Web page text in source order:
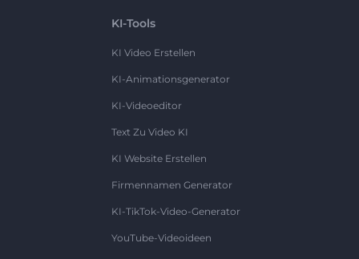
KI-Tools
KI Video Erstellen
KI-Animationsgenerator
KI-Videoeditor
Text Zu Video KI
KI Website Erstellen
Firmennamen Generator
KI-TikTok-Video-Generator
YouTube-Videoideen